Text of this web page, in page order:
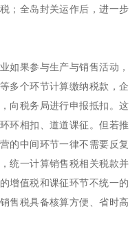
；全岛封关运作后，进一步
如果参与生产与销售活动，
多个环节计算缴纳税款，企
向税务局进行申报抵扣。这
环相扣、道道课征。但若推
的中间环节一律不需要反复
统一计算销售税相关税款并
增值税和课征环节不统一的
售税具备核算方便、省时高